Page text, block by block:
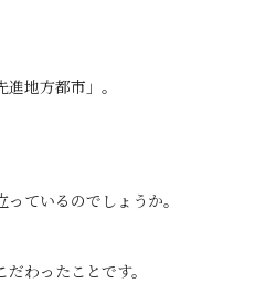
地方都市」。
ているのでしょうか。
わったことです。